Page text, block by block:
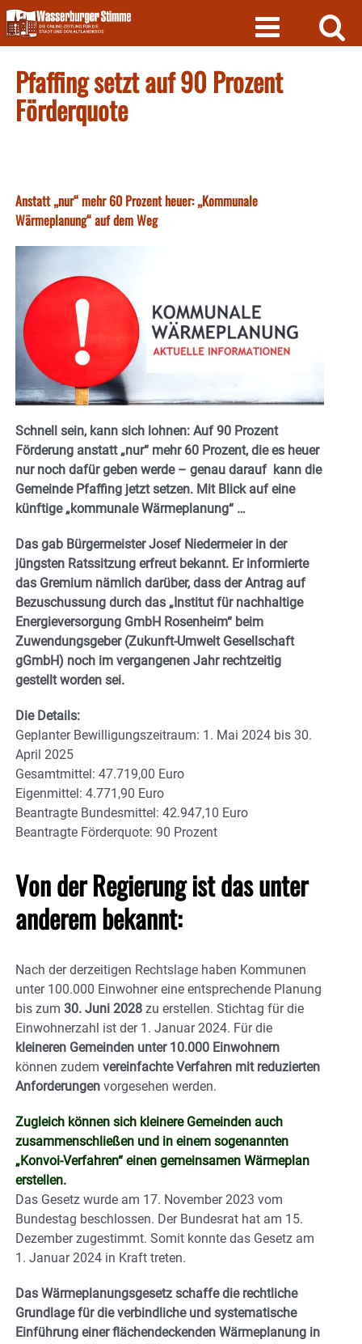
Skip
to
content
Pfaffing setzt auf 90 Prozent
Förderquote
Anstatt „nur“ mehr 60 Prozent heuer: „Kommunale
Wärmeplanung“ auf dem Weg
Schnell sein, kann sich lohnen: Auf 90 Prozent
Förderung anstatt „nur“ mehr 60 Prozent, die es heuer
nur noch dafür geben werde – genau darauf kann die
Gemeinde Pfaffing jetzt setzen. Mit Blick auf eine
künftige „kommunale Wärmeplanung“ …
Das gab Bürgermeister Josef Niedermeier in der
jüngsten Ratssitzung erfreut bekannt. Er informierte
das Gremium nämlich darüber, dass der Antrag auf
Bezuschussung durch das „Institut für nachhaltige
Energieversorgung GmbH Rosenheim“ beim
Zuwendungsgeber (Zukunft-Umwelt Gesellschaft
gGmbH) noch im vergangenen Jahr rechtzeitig
gestellt worden sei.
Die Details:
Geplanter Bewilligungszeitraum: 1. Mai 2024 bis 30.
April 2025
Gesamtmittel: 47.719,00 Euro
Eigenmittel: 4.771,90 Euro
Beantragte Bundesmittel: 42.947,10 Euro
Beantragte Förderquote: 90 Prozent
Von der Regierung ist das unter
anderem bekannt:
Nach der derzeitigen Rechtslage haben Kommunen
unter 100.000 Einwohner eine entsprechende Planung
bis zum 30. Juni 2028 zu erstellen. Stichtag für die
Einwohnerzahl ist der 1. Januar 2024. Für die
kleineren Gemeinden unter 10.000 Einwohnern
können zudem vereinfachte Verfahren mit reduzierten
Anforderungen vorgesehen werden.
Zugleich können sich kleinere Gemeinden auch
zusammenschließen und in einem sogenannten
„Konvoi-Verfahren“ einen gemeinsamen Wärmeplan
erstellen.
Das Gesetz wurde am 17. November 2023 vom
Bundestag beschlossen. Der Bundesrat hat am 15.
Dezember zugestimmt. Somit konnte das Gesetz am
1. Januar 2024 in Kraft treten.
Das Wärmeplanungsgesetz schaffe die rechtliche
Grundlage für die verbindliche und systematische
Einführung einer flächendeckenden Wärmeplanung in